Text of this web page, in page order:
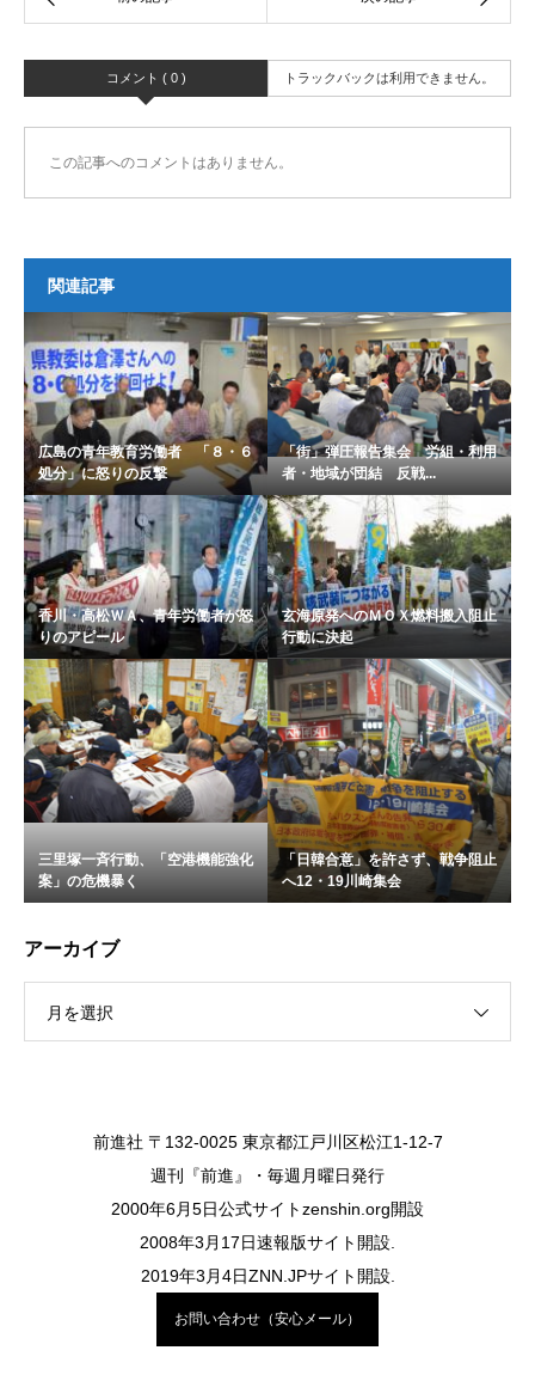
コメント ( 0 ) トラックバックは利用できません。
この記事へのコメントはありません。
関連記事
広島の青年教育労働者 「８・６
処分」に怒りの反撃
「街」弾圧報告集会 労組・利用
者・地域が団結 反戦...
香川・高松ＷＡ、青年労働者が怒
りのアピール
玄海原発へのＭＯＸ燃料搬入阻止
行動に決起
三里塚一斉行動、「空港機能強化
案」の危機暴く
「日韓合意」を許さず、戦争阻止
へ12・19川崎集会
アーカイブ
月を選択
前進社 〒132-0025 東京都江戸川区松江1-12-7
週刊『前進』・毎週月曜日発行
2000年6月5日公式サイトzenshin.org開設
2008年3月17日速報版サイト開設.
2019年3月4日ZNN.JPサイト開設.
お問い合わせ（安心メール）